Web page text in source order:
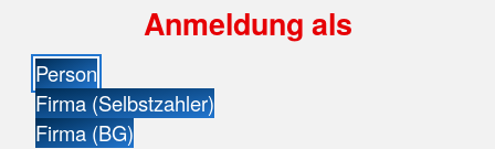
Anmeldung als
Person
Firma (Selbstzahler)
Firma (BG)